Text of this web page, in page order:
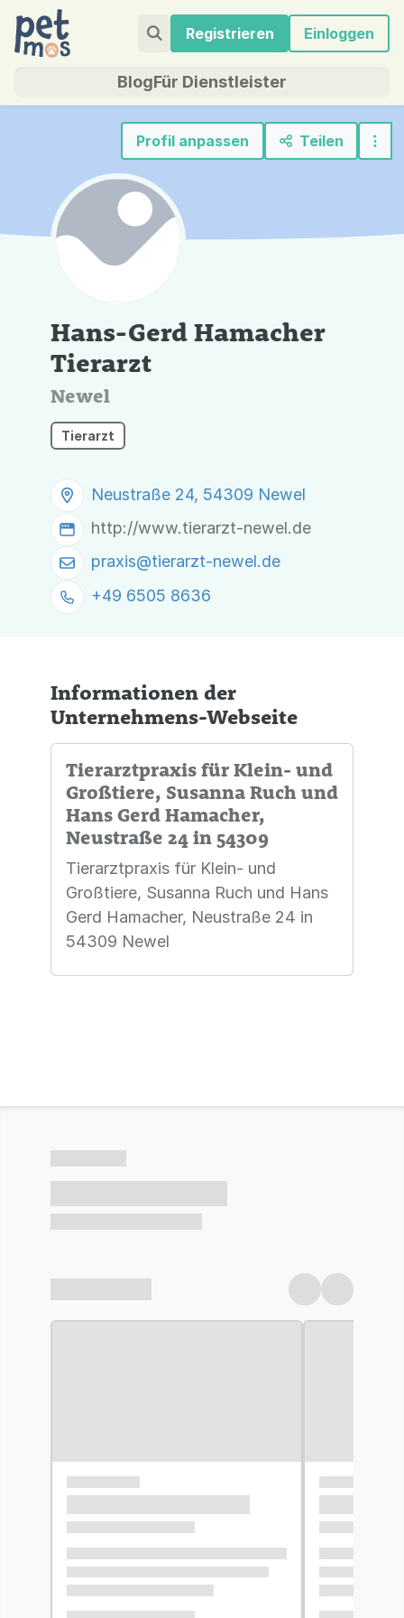
Registrieren Einloggen
BlogFür Dienstleister
Profil anpassen Teilen
Hans-Gerd Hamacher
Tierarzt
Newel
Tierarzt
Neustraße 24, 54309 Newel
http://www.tierarzt-newel.de
praxis@tierarzt-newel.de
+49 6505 8636
Informationen der
Unternehmens-Webseite
Tierarztpraxis für Klein- und
Großtiere, Susanna Ruch und
Hans Gerd Hamacher,
Neustraße 24 in 54309
Tierarztpraxis für Klein- und
Großtiere, Susanna Ruch und Hans
Gerd Hamacher, Neustraße 24 in
54309 Newel